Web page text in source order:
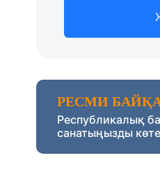
РЕСМИ
Республикалық
санатыңызды